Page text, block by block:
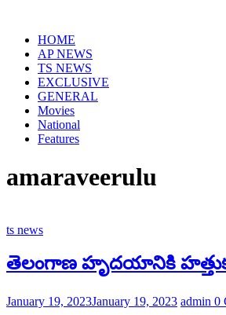
HOME
AP NEWS
TS NEWS
EXCLUSIVE
GENERAL
Movies
National
Features
amaraveerulu
ts news
తెలంగాణ హృదయానికి
January 19, 2023January 19, 2023 admin 0